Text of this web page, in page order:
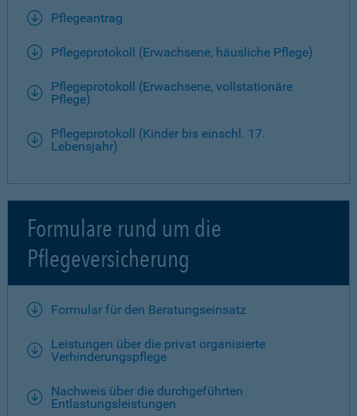
Pflegeantrag
Pflegeprotokoll (Erwachsene, häusliche Pflege)
Pflegeprotokoll (Erwachsene, vollstationäre
Pflege)
Pflegeprotokoll (Kinder bis einschl. 17.
Lebensjahr)
Formulare rund um die
Pflegeversicherung
Formular für den Beratungseinsatz
Leistungen über die privat organisierte
Verhinderungspflege
Nachweis über die durchgeführten
Entlastungsleistungen